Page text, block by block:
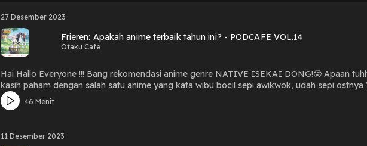
27 Desember 2023
Frieren: Apakah anime terbaik tahun ini? - PODCAFE VOL.14
Otaku Cafe
Hai Hallo Everyone !!! Bang rekomendasi anime genre NATIVE ISEKAI DONG!🤓 Apaan
kasih paham dengan salah satu anime yang kata wibu bocil sepi awikwok, udah sepi
Kenalin nih anime Frieren, Anime petualangan, fantasi, dan shounen dengan tema Arti Dari
sihir, dihuni oleh beragam ras, dan dipenuhi dengan tantangan epik. Apakah anime ini
46 Menit
11 Desember 2023